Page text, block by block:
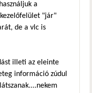
a
"jár"
de a vlc is
illeti az eleinte
információ zúdul